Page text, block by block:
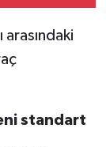
standart